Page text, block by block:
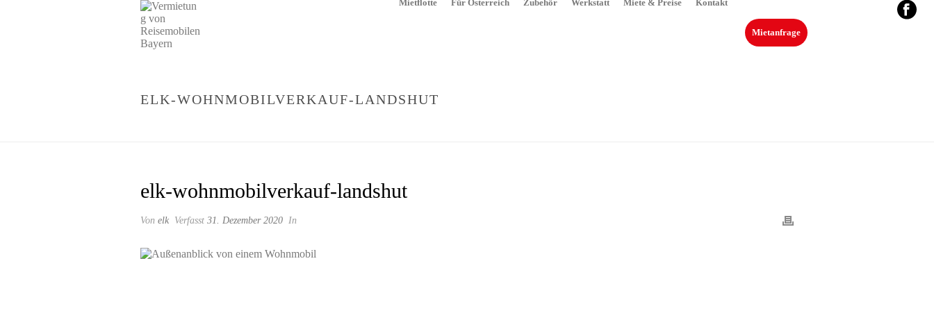
Mietflotte Für Österreich Zubehör Werkstatt Miete & Preise Kontakt
Mietanfrage
ELK-WOHNMOBILVERKAUF-LANDSHUT
elk-wohnmobilverkauf-landshut
Von elk Verfasst 31. Dezember 2020 In